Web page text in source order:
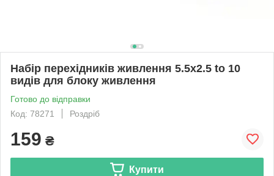
Набір перехідників живлення 5.5x2.5 to 10
видів для блоку живлення
Готово до відправки
Код: 78271
Роздріб
159 ₴
Купити